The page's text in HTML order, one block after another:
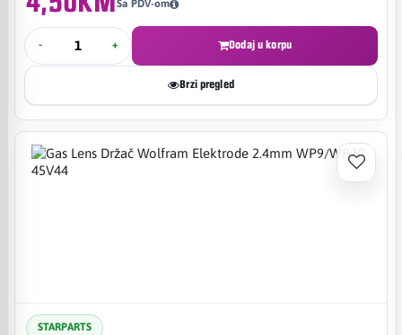
Sa PDV-om
- + Dodaj u korpu
Brzi pregled
STARPARTS